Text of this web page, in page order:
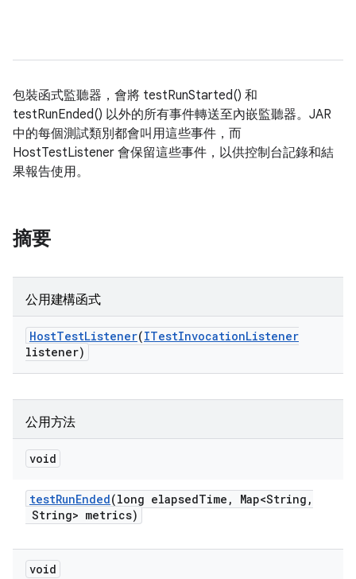
包裝函式監聽器，會將 testRunStarted() 和
testRunEnded() 以外的所有事件轉送至內嵌監聽器。JAR
中的每個測試類別都會叫用這些事件，而
HostTestListener 會保留這些事件，以供控制台記錄和結
果報告使用。
摘要
公用建構函式
HostTestListener(ITestInvocationListener
listener)
公用方法
void
testRunEnded(long elapsedTime , Map<String ,
String> metrics)
void